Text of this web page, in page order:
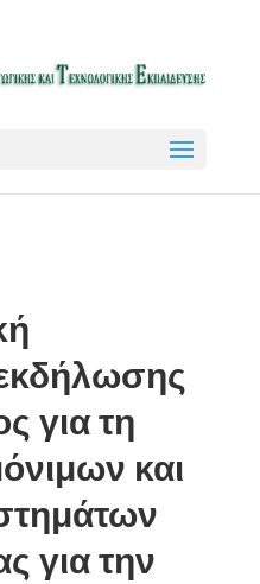
για τη
και
για την